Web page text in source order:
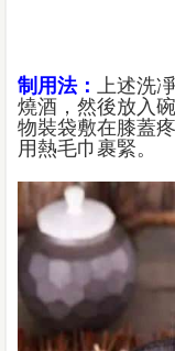
制用法：
上述洗
燒酒，然後放入
物裝袋敷在膝蓋
用熱毛巾裹緊。